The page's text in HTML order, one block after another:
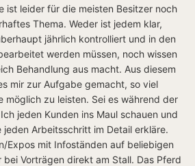
ist leider für die meisten Besitzer noch
Thema. Weder ist jedem klar,
jährlich kontrolliert und in den
werden müssen, noch wissen
Behandlung aus macht. Aus diesem
mir zur Aufgabe gemacht, so viel
möglich zu leisten. Sei es während der
jeden Kunden ins Maul schauen und
jeden Arbeitsschritt im Detail erkläre.
Expos mit Infoständen auf beliebigen
Vorträgen direkt am Stall. Das Pferd